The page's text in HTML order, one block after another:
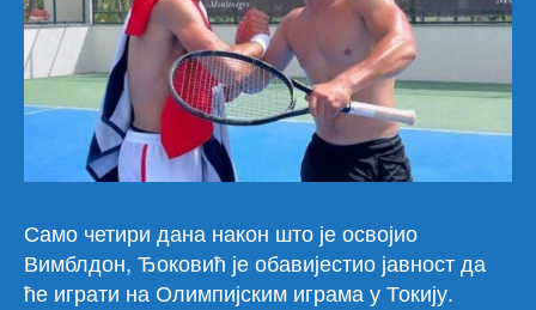
Само четири дана након што је освојио
Вимблдон, Ђоковић је обавијестио јавност да
ће играти на Олимпијским играма у Токију.